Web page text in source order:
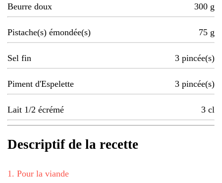
Beurre doux 300 g
Pistache(s) émondée(s) 75 g
Sel fin 3 pincée(s)
Piment d'Espelette 3 pincée(s)
Lait 1/2 écrémé 3 cl
Descriptif de la recette
1 . Pour la viande